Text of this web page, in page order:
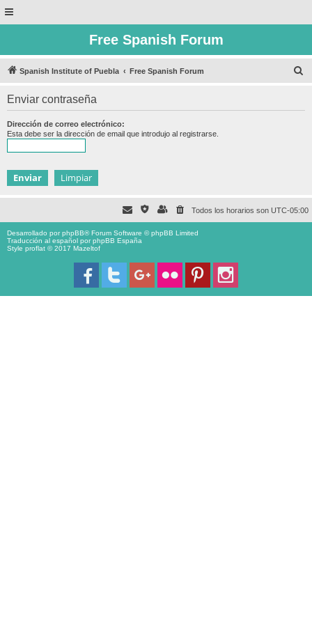
Free Spanish Forum
Spanish Institute of Puebla Free Spanish Forum
Enviar contraseña
Dirección de correo electrónico:
Esta debe ser la dirección de email que introdujo al registrarse.
Todos los horarios son UTC-05:00
Desarrollado porphpBB® Forum Software © phpBB Limited
Traducción al español porphpBB España
Style proflat © 2017 Mazeltof